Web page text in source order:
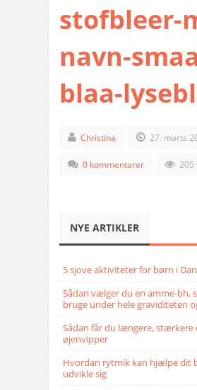
stofbleer-
navn-
blaa-
Christina 27. marts
0 kommentarer 205
NYE ARTIKLER
5 sjove aktiviteter for børn i
Sådan vælger du en amme-bh,
bruge under hele graviditeten
Sådan får du længere, stærkere
øjenvipper
Hvordan rytmik kan hjælpe dit
udvikle sig